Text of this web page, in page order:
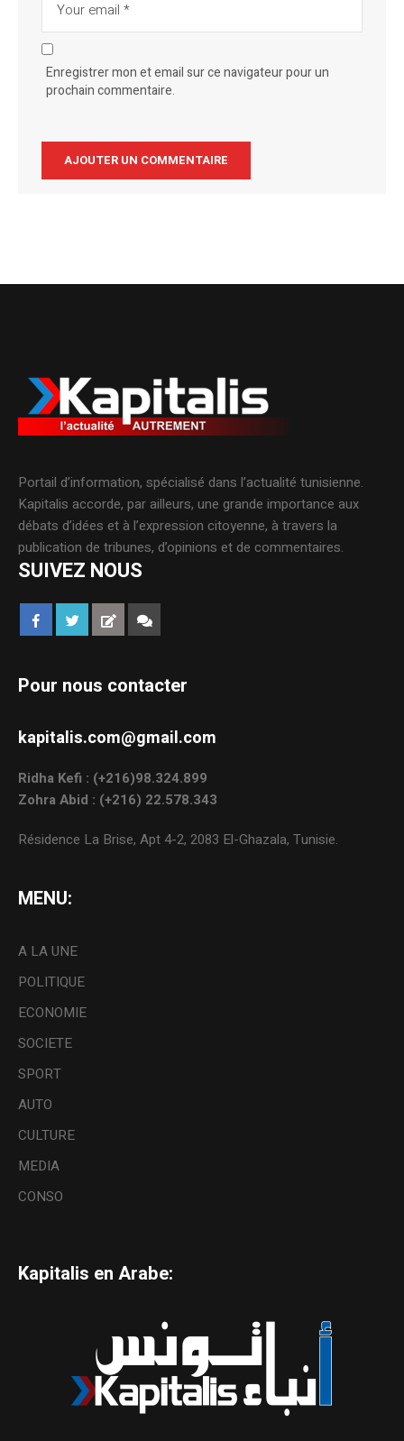
Enregistrer mon et email sur ce navigateur pour un
prochain commentaire.
Portail d’information, spécialisé dans l’actualité tunisienne.
Kapitalis accorde, par ailleurs, une grande importance aux
débats d’idées et à l’expression citoyenne, à travers la
publication de tribunes, d’opinions et de commentaires.
SUIVEZ NOUS
Pour nous contacter
kapitalis.com@gmail.com
Ridha Kefi : (+216)98.324.899
Zohra Abid : (+216) 22.578.343
Résidence La Brise, Apt 4-2, 2083 El-Ghazala, Tunisie.
MENU:
A LA UNE
POLITIQUE
ECONOMIE
SOCIETE
SPORT
AUTO
CULTURE
MEDIA
CONSO
Kapitalis en Arabe: